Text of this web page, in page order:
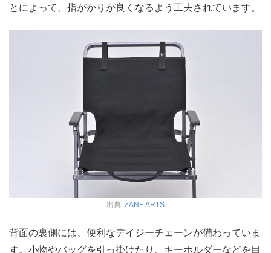
とによって、指がかりが良くなるよう工夫されています。
出典: ZANE ARTS
背面の裏側には、便利なデイジーチェーンが備わっていま
す。小物やバッグを引っ掛けたり、キーホルダーなどを目